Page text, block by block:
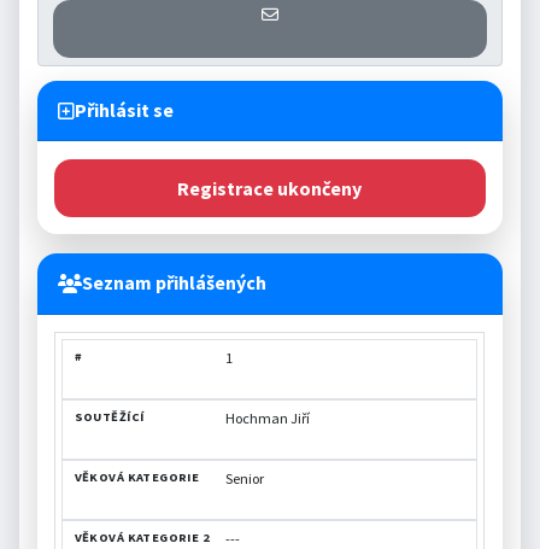
Přihlášení se k informaci o
Přihlásit se
Registrace ukončeny
Seznam přihlášených
#
VĚKOVÁ
1
Hochman Jiří
Senior
---